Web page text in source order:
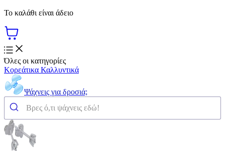
Το καλάθι είναι άδειο
Όλες οι κατηγορίες
Κορεάτικα Καλλυντικά
Ψάχνεις για δροσιά;